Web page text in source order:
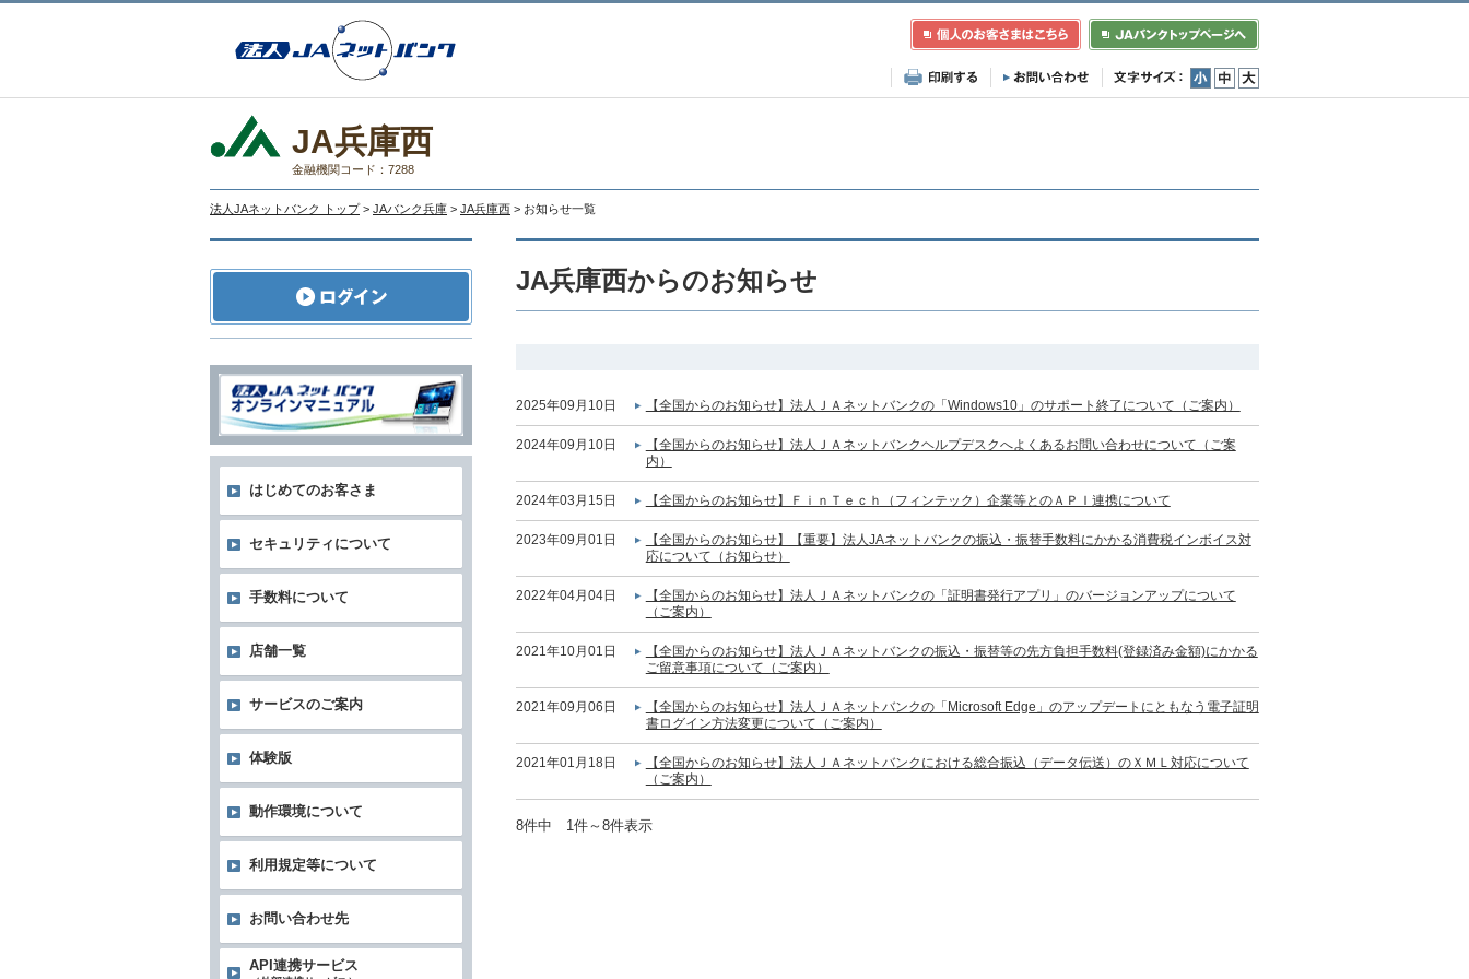
小 中 大
JA兵庫西
金融機関コード：7288
法人JAネットバンク トップ > JAバンク兵庫 > JA兵庫西 > お知らせ一覧
JA兵庫西からのお知らせ
2025年09月10日 【全国からのお知らせ】法人ＪＡネットバンクの「Windows10」のサポート終了について（ご案内）
2024年09月10日
【全国からのお知らせ】法人ＪＡネットバンクヘルプデスクへよくあるお問い合わせについて（ご案
内）
2024年03月15日 【全国からのお知らせ】ＦｉｎＴｅｃｈ（フィンテック）企業等とのＡＰＩ連携について
2023年09月01日
【全国からのお知らせ】【重要】法人JAネットバンクの振込・振替手数料にかかる消費税インボイス対
応について（お知らせ）
2022年04月04日
【全国からのお知らせ】法人ＪＡネットバンクの「証明書発行アプリ」のバージョンアップについて
（ご案内）
2021年10月01日
【全国からのお知らせ】法人ＪＡネットバンクの振込・振替等の先方負担手数料(登録済み金額)にかかる
ご留意事項について（ご案内）
2021年09月06日
【全国からのお知らせ】法人ＪＡネットバンクの「Microsoft Edge」のアップデートにともなう電子証明
書ログイン方法変更について（ご案内）
2021年01月18日
【全国からのお知らせ】法人ＪＡネットバンクにおける総合振込（データ伝送）のＸＭＬ対応について
（ご案内）
8件中 1件～8件表示
はじめてのお客さま
セキュリティについて
手数料について
店舗一覧
サービスのご案内
体験版
動作環境について
利用規定等について
お問い合わせ先
API連携サービス